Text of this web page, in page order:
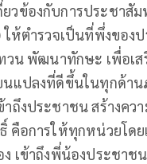
ยวข้องกับการประชา
ให้ตำรวจเป็นที่พึ่งขอ
น พัฒนาทักษะ เพื่อเส
แปลงที่ดีขึ้นในทุกด้า
ถึงประชาชน สร้างคว
คือการให้ทุกหน่วยโ
เข้าถึงพี่น้องประชาช